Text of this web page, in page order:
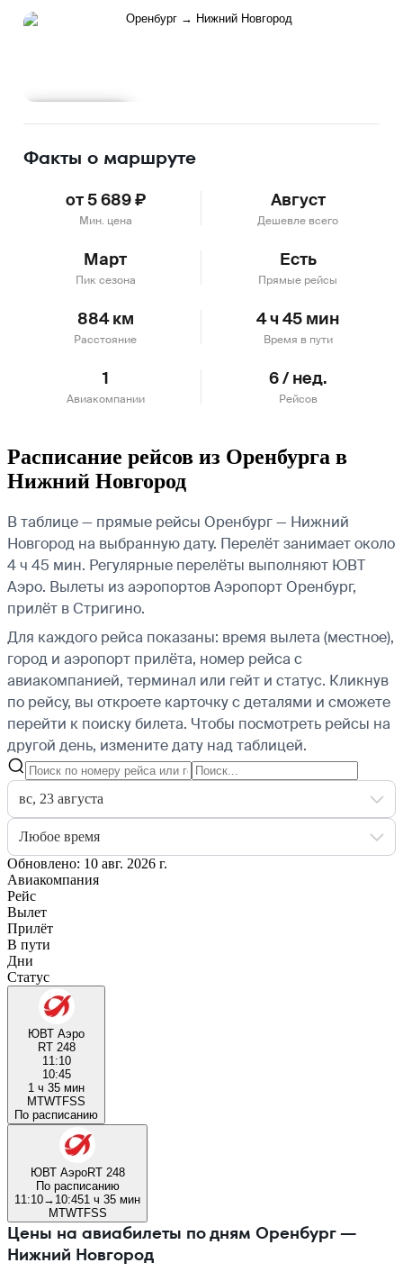
Факты о маршруте
от 5 689 ₽
Мин. цена
Август
Дешевле всего
Март
Пик сезона
Есть
Прямые рейсы
884 км
Расстояние
4 ч 45 мин
Время в пути
1
Авиакомпании
6 / нед.
Рейсов
Расписание рейсов из Оренбурга в
Нижний Новгород
В таблице — прямые рейсы Оренбург — Нижний
Новгород на выбранную дату. Перелёт занимает около
4 ч 45 мин. Регулярные перелёты выполняют ЮВТ
Аэро. Вылеты из аэропортов Аэропорт Оренбург,
прилёт в Стригино.
Для каждого рейса показаны: время вылета (местное),
город и аэропорт прилёта, номер рейса с
авиакомпанией, терминал или гейт и статус. Кликнув
по рейсу, вы откроете карточку с деталями и сможете
перейти к поиску билета. Чтобы посмотреть рейсы на
другой день, измените дату над таблицей.
вс, 23 августа
Любое время
Обновлено: 10 авг. 2026 г.
Авиакомпания
Рейс
Вылет
Прилёт
В пути
Дни
Статус
ЮВТ Аэро
RT 248
11:10
10:45
1 ч 35 мин
MTWTFSS
По расписанию
ЮВТ АэроRT 248
По расписанию
11:10→ 10:451 ч 35 мин
MTWTFSS
Цены на авиабилеты по дням Оренбург —
Нижний Новгород